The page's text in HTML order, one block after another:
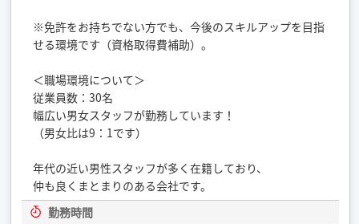
※免許をお持ちでない方でも、今後のスキルアップを目指
せる環境です（資格取得費補助）。
＜職場環境について＞
従業員数：30名
幅広い男女スタッフが勤務しています！
（男女比は9：1です）
年代の近い男性スタッフが多く在籍しており、
仲も良くまとまりのある会社です。
勤務時間